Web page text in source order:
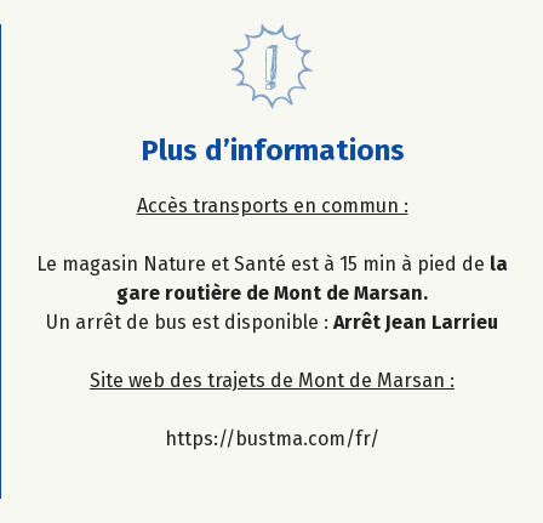
Plus d’informations
Accès transports en commun :
Le magasin Nature et Santé est à 15 min à pied de la
gare routière de Mont de Marsan.
Un arrêt de bus est disponible : Arrêt Jean Larrieu
Site web des trajets de Mont de Marsan :
https://bustma.com/fr/